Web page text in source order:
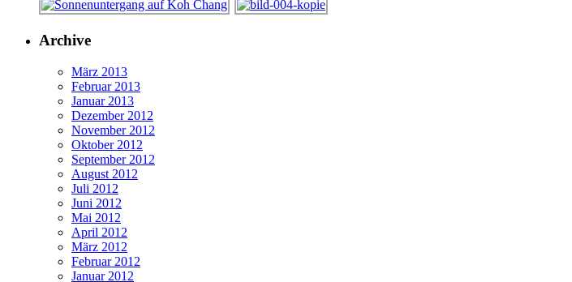
Archive
März 2013
Februar 2013
Januar 2013
Dezember 2012
November 2012
Oktober 2012
September 2012
August 2012
Juli 2012
Juni 2012
Mai 2012
April 2012
März 2012
Februar 2012
Januar 2012